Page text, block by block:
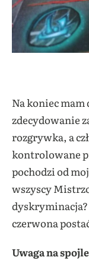
Na koniec
zdecydowanie
rozgrywka, a
kontrolowane
pochodzi od
wszyscy
czerwona
Uwaga na